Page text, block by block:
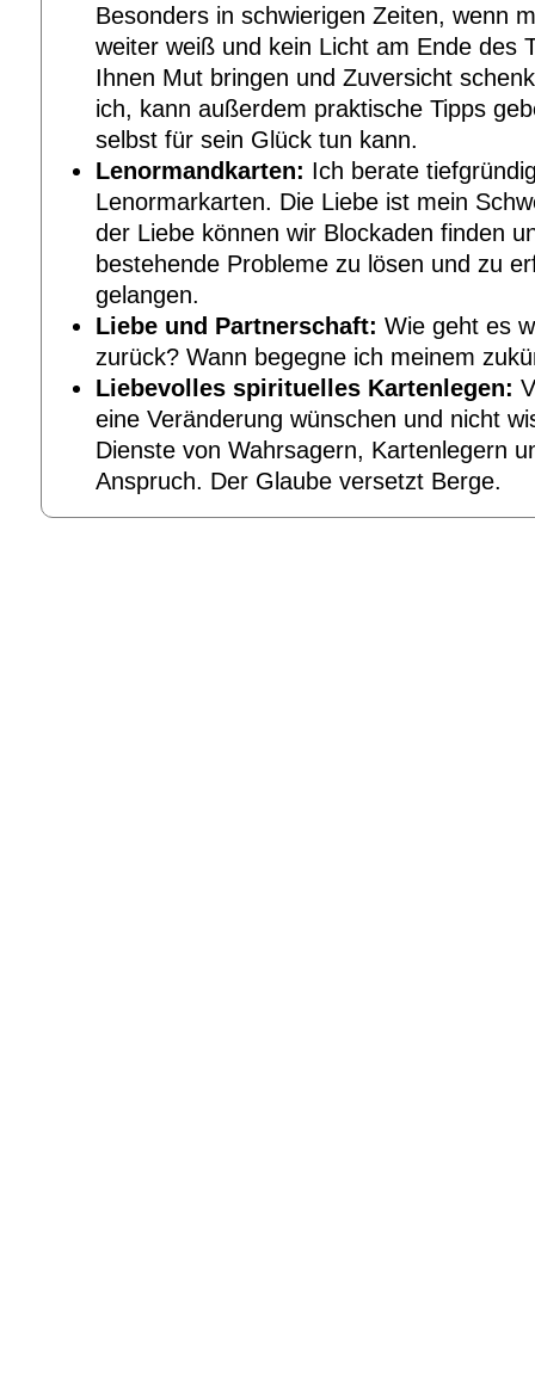
Besonders in schwierigen Zeiten, wenn
weiter weiß und kein Licht am Ende des
Ihnen Mut bringen und Zuversicht
ich, kann außerdem praktische Tipps
selbst für sein Glück tun kann.
Lenormandkarten: Ich berate
Lenormarkarten. Die Liebe ist mein
der Liebe können wir Blockaden finden
bestehende Probleme zu lösen und zu
gelangen.
Liebe und Partnerschaft: Wie geht es
zurück? Wann begegne ich meinem
Liebevolles spirituelles Kartenlegen:
eine Veränderung wünschen und nicht
Dienste von Wahrsagern, Kartenlegern
Anspruch. Der Glaube versetzt Berge.